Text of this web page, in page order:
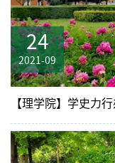
24
2021-09
【理学院】学史力